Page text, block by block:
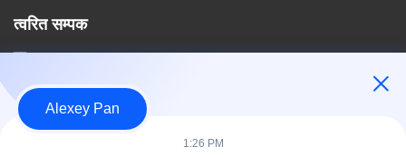
त्वरित सम्पक
घर
उत्पादों
संपर्क करें
Alexey Pan
1:26 PM